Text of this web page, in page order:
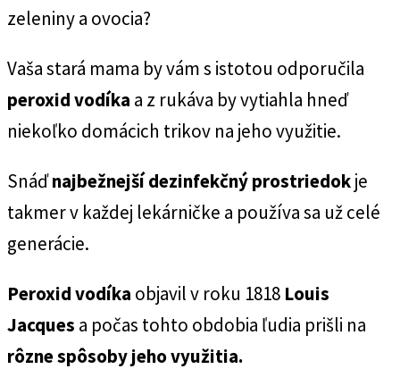
zeleniny a ovocia?
Vaša stará mama by vám s istotou odporučila
peroxid vodíka a z rukáva by vytiahla hneď
niekoľko domácich trikov na jeho využitie.
Snáďnajbežnejší dezinfekčný prostriedokje
takmer v každej lekárničke a používa sa už celé
generácie.
Peroxid vodíka objavil v roku 1818 Louis
Jacques a počas tohto obdobia ľudia prišli na
rôzne spôsoby jeho využitia.